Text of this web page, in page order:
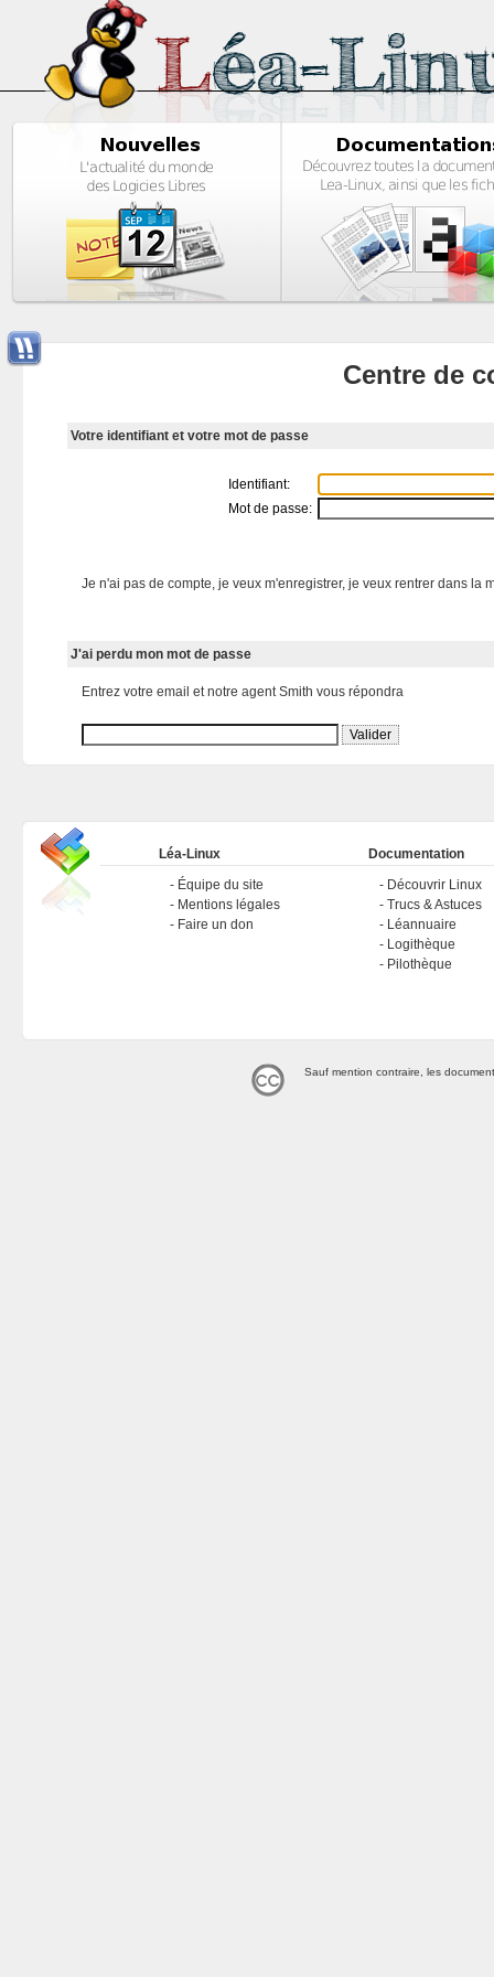
Centre de
Votre identifiant et votre mot de passe
Identifiant:
Mot de passe:
Je n'ai pas de compte, je veux m'enregistrer, je veux rentrer dans la
J'ai perdu mon mot de passe
Entrez votre email et notre agent Smith vous répondra
Léa-Linux
Équipe du site
Mentions légales
Faire un don
Documentation
Découvrir Linux
Trucs & Astuces
Léannuaire
Logithèque
Pilothèque
Sauf mention contraire, les